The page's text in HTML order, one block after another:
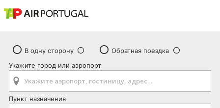
В одну сторону
Обратная поездка
Укажите город или аэропорт
Пункт назначения